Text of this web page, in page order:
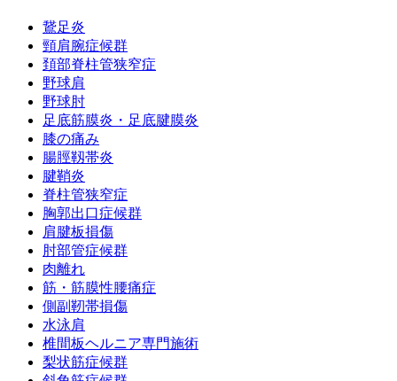
鵞足炎
頸肩腕症候群
頚部脊柱管狭窄症
野球肩
野球肘
足底筋膜炎・足底腱膜炎
膝の痛み
腸脛靱帯炎
腱鞘炎
脊柱管狭窄症
胸郭出口症候群
肩腱板損傷
肘部管症候群
肉離れ
筋・筋膜性腰痛症
側副靭帯損傷
水泳肩
椎間板ヘルニア専門施術
梨状筋症候群